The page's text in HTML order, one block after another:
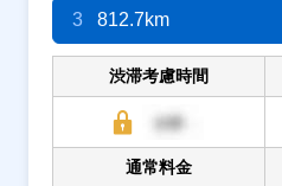
3 812.7km
渋滞考慮時間
通常料金